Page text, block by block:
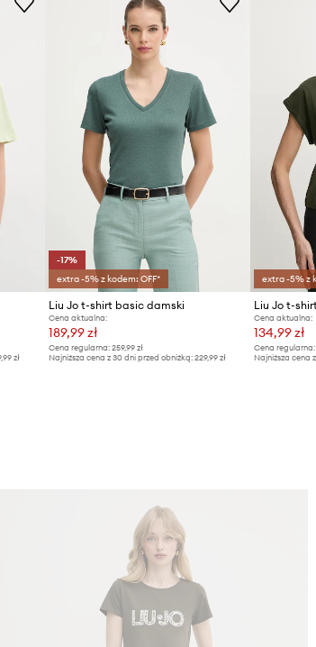
zł
-17%
extra -5% z kodem: OFF*
Liu Jo t-shirt basic damski
Cena aktualna:
189,99 zł
Cena regularna: 259,99 zł
Najniższa cena z 30 dni przed obniżką: 229,99 zł
extra -5% z
Liu Jo t-
Cena aktualna:
134,99 zł
Cena regularna:
Najniższa cena